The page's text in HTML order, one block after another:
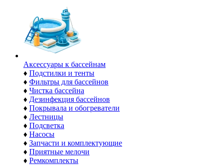
Аксессуары к бассейнам
♦ Подстилки и тенты
♦ Фильтры для бассейнов
♦ Чистка бассейна
♦ Дезинфекция бассейнов
♦ Покрывала и обогреватели
♦ Лестницы
♦ Подсветка
♦ Насосы
♦ Запчасти и комплектующие
♦ Приятные мелочи
♦ Ремкомплекты